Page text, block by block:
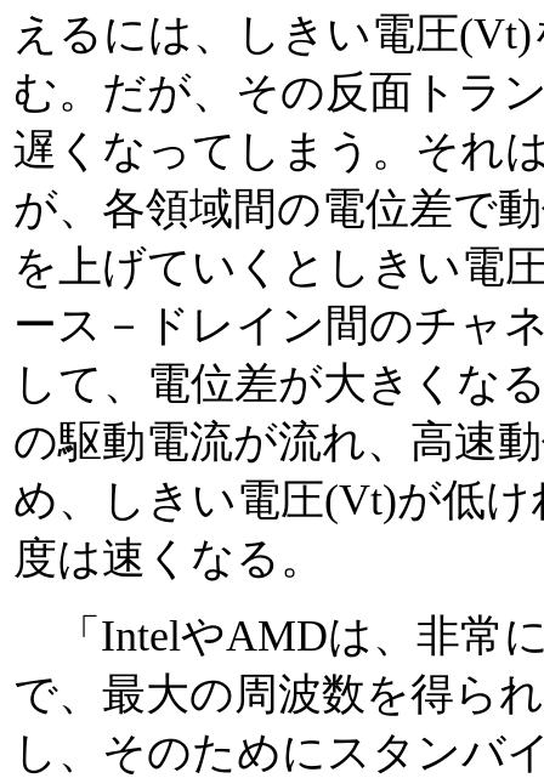
えるには、しきい電圧
む。だが、その反面トラ
遅くなってしまう。それ
が、各領域間の電位差で
を上げていくとしきい電
ース－ドレイン間のチャ
して、電位差が大きくな
の駆動電流が流れ、高速
め、しきい電圧(Vt)が低
度は速くなる。
「IntelやAMDは、非常
で、最大の周波数を得ら
し、そのためにスタンバ